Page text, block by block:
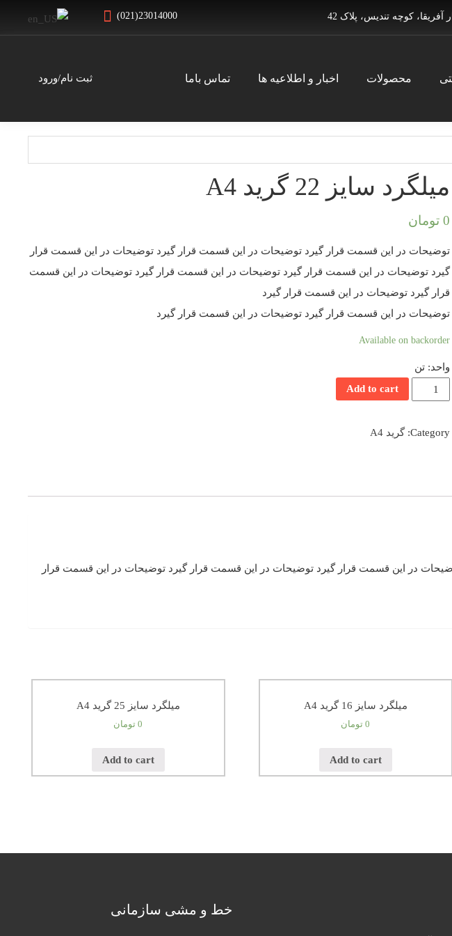
(021)23014000 آفریقا، کوچه تندیس، پلاک 42
محصولات اخبار و اطلاعیه ها تماس باما ثبت نام/ورود
میلگرد سایز 22 گرید A4
0 تومان
توضیحات در این قسمت قرار گیرد توضیحات در این قسمت قرار گیرد توضیحات در این قسمت قرار
گیرد توضیحات در این قسمت قرار گیرد توضیحات در این قسمت قرار گیرد توضیحات در این قسمت
قرار گیرد توضیحات در این قسمت قرار گیرد
توضیحات در این قسمت قرار گیرد توضیحات در این قسمت قرار گیرد
Available on backorder
واحد: تن
میلگرد
22
Add to cart
Category: گرید A4
در این قسمت قرار گیرد توضیحات در این قسمت قرار گیرد توضیحات در این قسمت قرار
میلگرد سایز 16 گرید A4
0 تومان
Add to cart
میلگرد سایز 25 گرید A4
0 تومان
Add to cart
خط و مشی سازمانی